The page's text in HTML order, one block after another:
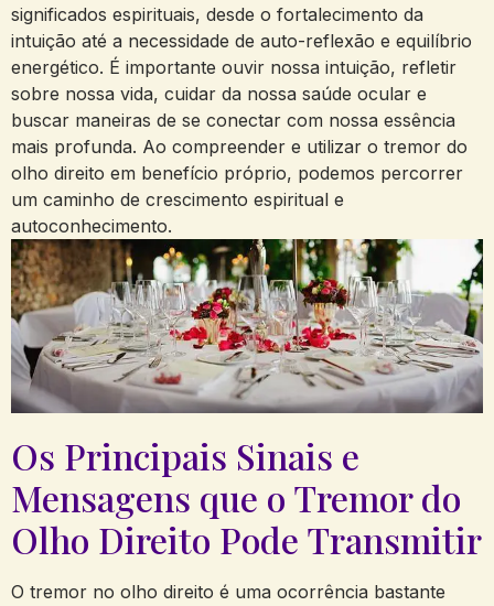
significados espirituais,​ desde o fortalecimento da
intuição‍ até a necessidade de auto-reflexão e⁢ equilíbrio
energético. É importante ouvir nossa intuição, refletir
‍sobre nossa vida, cuidar da nossa saúde ocular⁣ e
buscar maneiras de ​se⁢ conectar com nossa essência
mais profunda. Ao compreender⁤ e utilizar o tremor ⁣do
olho ⁢direito⁤ em benefício próprio, podemos percorrer‌
um ‌caminho de crescimento‍ espiritual e
⁢autoconhecimento.
Os⁤ Principais Sinais e‌
Mensagens que o Tremor do
Olho Direito Pode‍ Transmitir
O tremor no olho direito é uma ocorrência⁣ bastante